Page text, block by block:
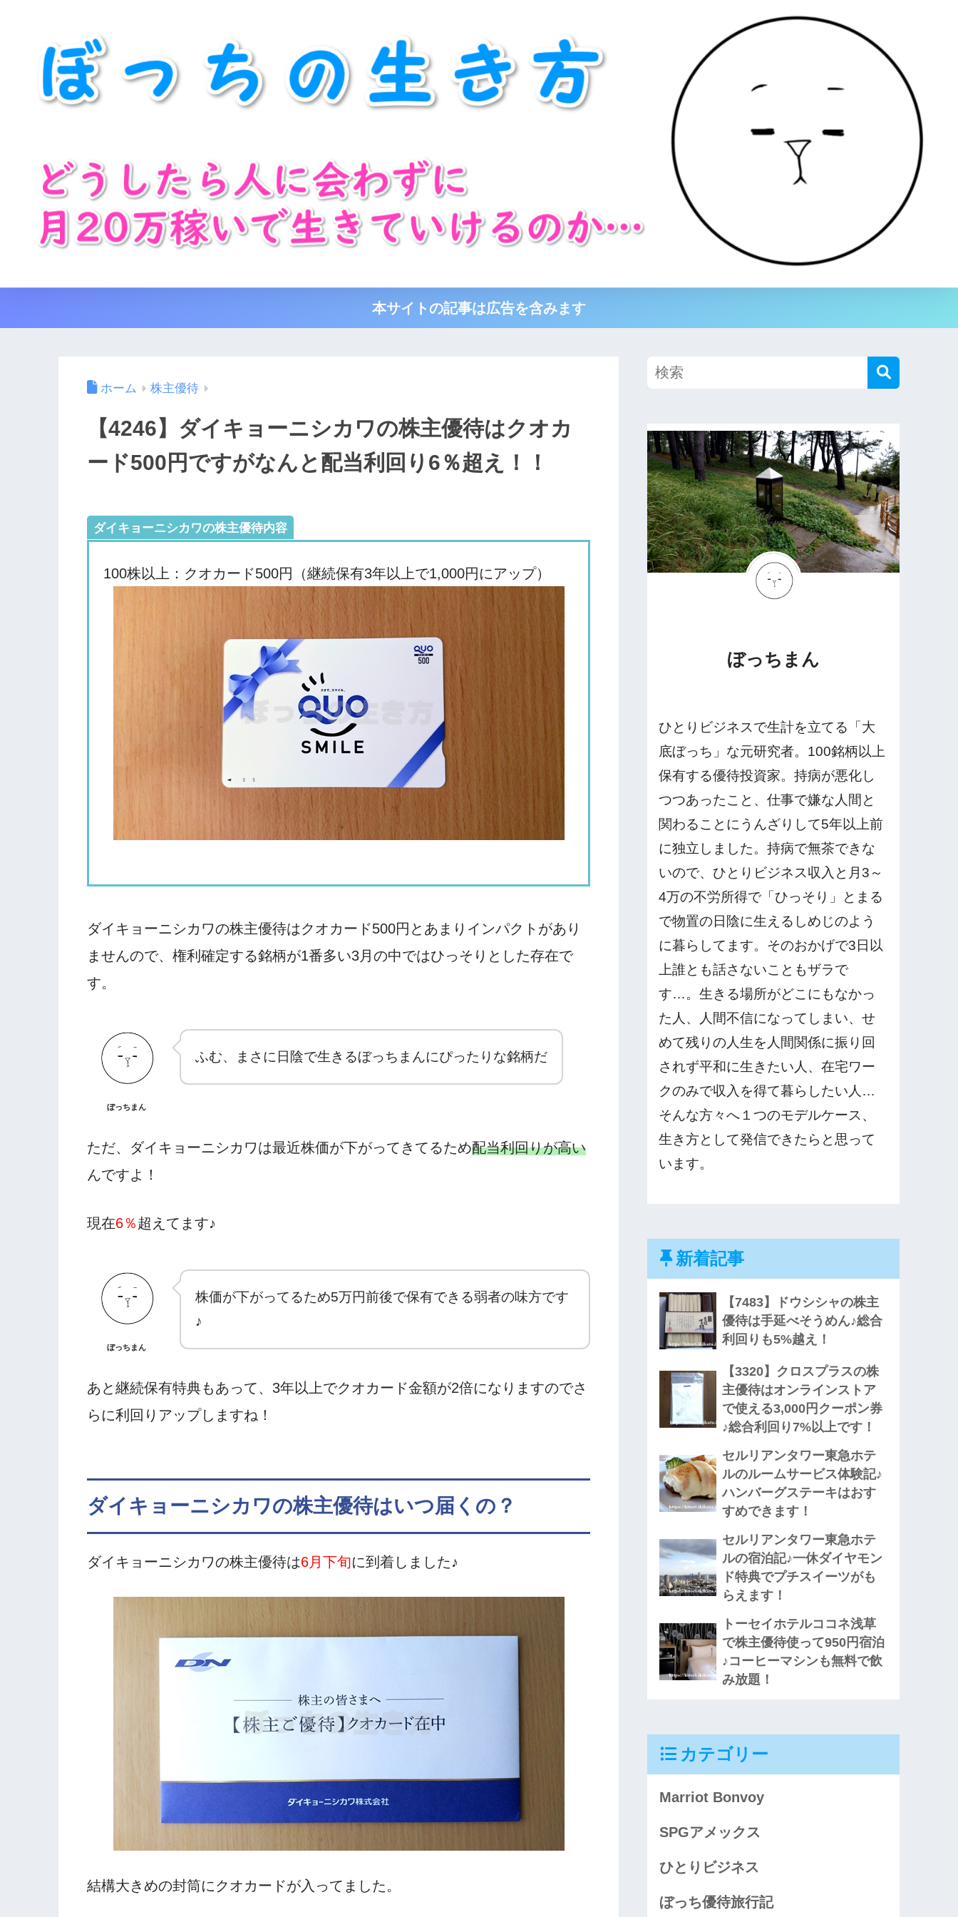
本サイトの記事は広告を含みます
ホーム 株主優待
【4246】ダイキョーニシカワの株主優待はクオカ
ード500円ですがなんと配当利回り6％超え！！
ダイキョーニシカワの株主優待内容
100株以上：クオカード500円（継続保有3年以上で1,000円にアップ）
ダイキョーニシカワの株主優待はクオカード500円とあまりインパクトがあり
ませんので、権利確定する銘柄が1番多い3月の中ではひっそりとした存在で
す。
ぼっちまん
ふむ、まさに日陰で生きるぼっちまんにぴったりな銘柄だ
ただ、ダイキョーニシカワは最近株価が下がってきてるため配当利回りが高い
んですよ！
現在6％超えてます♪
ぼっちまん
株価が下がってるため5万円前後で保有できる弱者の味方です
♪
あと継続保有特典もあって、3年以上でクオカード金額が2倍になりますのでさ
らに利回りアップしますね！
ダイキョーニシカワの株主優待はいつ届くの？
ダイキョーニシカワの株主優待は6月下旬に到着しました♪
結構大きめの封筒にクオカードが入ってました。
ぼっちまん
ひとりビジネスで生計を立てる「大
底ぼっち」な元研究者。100銘柄以上
保有する優待投資家。持病が悪化し
つつあったこと、仕事で嫌な人間と
関わることにうんざりして5年以上前
に独立しました。持病で無茶できな
いので、ひとりビジネス収入と月3～
4万の不労所得で「ひっそり」とまる
で物置の日陰に生えるしめじのよう
に暮らしてます。そのおかげで3日以
上誰とも話さないこともザラで
す…。生きる場所がどこにもなかっ
た人、人間不信になってしまい、せ
めて残りの人生を人間関係に振り回
されず平和に生きたい人、在宅ワー
クのみで収入を得て暮らしたい人…
そんな方々へ１つのモデルケース、
生き方として発信できたらと思って
います。
新着記事
【7483】ドウシシャの株主
優待は手延べそうめん♪総合
利回りも5%越え！
【3320】クロスプラスの株
主優待はオンラインストア
で使える3,000円クーポン券
♪総合利回り7%以上です！
セルリアンタワー東急ホテ
ルのルームサービス体験記♪
ハンバーグステーキはおす
すめできます！
セルリアンタワー東急ホテ
ルの宿泊記♪一休ダイヤモン
ド特典でプチスイーツがも
らえます！
トーセイホテルココネ浅草
で株主優待使って950円宿泊
♪コーヒーマシンも無料で飲
み放題！
カテゴリー
Marriot Bonvoy
SPGアメックス
ひとりビジネス
ぼっち優待旅行記